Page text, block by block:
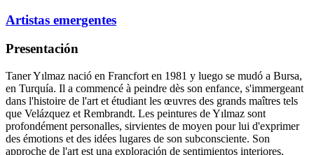
Artistas emergentes
Presentación
Taner Yılmaz nació en Francfort en 1981 y luego se mudó a Bursa,
en Turquía. Il a commencé à peindre dès son enfance, s'immergeant
dans l'histoire de l'art et étudiant les œuvres des grands maîtres tels
que Velázquez et Rembrandt. Les peintures de Yılmaz sont
profondément personalles, sirvientes de moyen pour lui d'exprimer
des émotions et des idées lugares de son subconsciente. Son
approche de l'art est una exploración de sentimientos interiores,